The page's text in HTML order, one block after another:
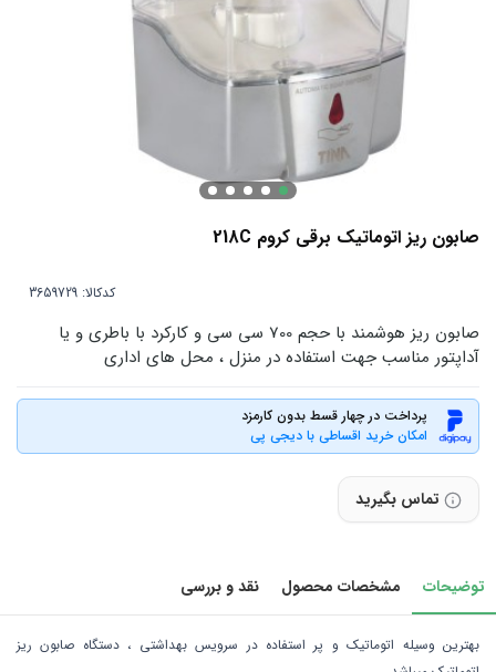
کدکالا:
صابون ریز اتوماتیک برقی کروم 218C
صابون ریز هوشمند با حجم 700 سی سی و کارکرد با باطری و یا
آداپتور مناسب جهت استفاده در منزل ، محل های اداری
پرداخت در چهار قسط بدون کارمزد
امکان خرید اقساطی با دیجی پی
تماس بگیرید
توضیحات مشخصات محصول نقد و بررسی
بهترین وسیله اتوماتیک و پر استفاده در سرویس بهداشتی ، دستگاه صابون ریز